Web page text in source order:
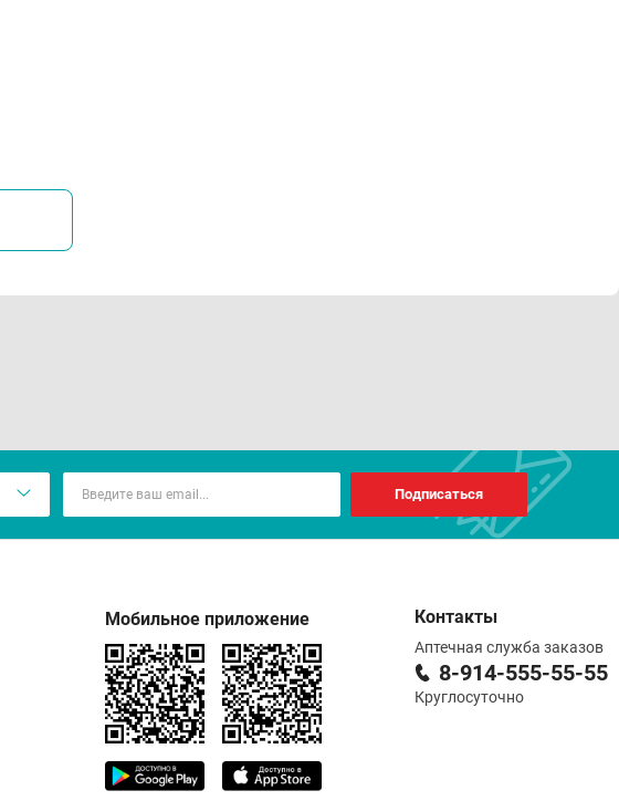
Подписаться
Мобильное приложение Контакты
Аптечная служба заказов
8-914-555-55-55
Круглосуточно